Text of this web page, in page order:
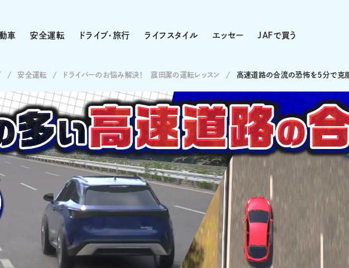
車 安全運転 ドライブ・旅行 ライフスタイル エッセー JAFで買う
安全運転 ドライバーのお悩み解決！ 菰田潔の運転レッスン